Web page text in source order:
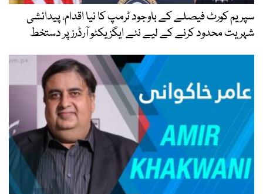
سپریم کورٹ فیصلے کے باوجود ٹرمپ کا نیا اقدام، پیدائشی
شہریت محدود کرنے کے لیے نئے ایگزیکٹو آرڈرز پر دستخط